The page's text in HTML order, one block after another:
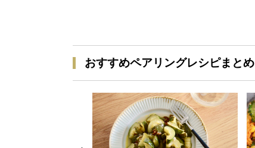
おすすめペアリングレシピまとめ